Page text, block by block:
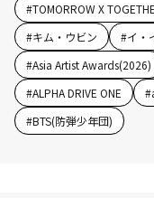
#TOMORROW X
#キム・ウビン #イ・
#Asia Artist Awards(2026)
#ALPHA DRIVE ONE #
#BTS(防弾少年団)